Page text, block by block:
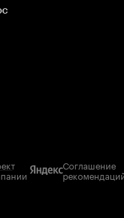
Соглашение